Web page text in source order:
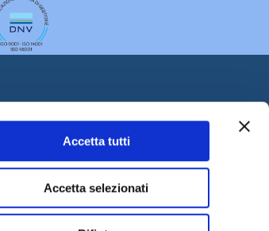
Accetta tutti
Accetta selezionati
ACCESSIBILITÀCONTATTI